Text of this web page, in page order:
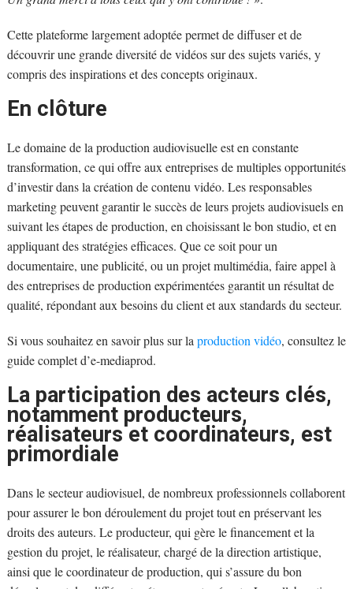
Cette plateforme largement adoptée permet de diffuser et de
découvrir une grande diversité de vidéos sur des sujets variés, y
compris des inspirations et des concepts originaux.
En clôture
Le domaine de la production audiovisuelle est en constante
transformation, ce qui offre aux entreprises de multiples opportunités
d’investir dans la création de contenu vidéo. Les responsables
marketing peuvent garantir le succès de leurs projets audiovisuels en
suivant les étapes de production, en choisissant le bon studio, et en
appliquant des stratégies efficaces. Que ce soit pour un
documentaire, une publicité, ou un projet multimédia, faire appel à
des entreprises de production expérimentées garantit un résultat de
qualité, répondant aux besoins du client et aux standards du secteur.
Si vous souhaitez en savoir plus sur la production vidéo, consultez le
guide complet d’e-mediaprod.
La participation des acteurs clés,
notamment producteurs,
réalisateurs et coordinateurs, est
primordiale
Dans le secteur audiovisuel, de nombreux professionnels collaborent
pour assurer le bon déroulement du projet tout en préservant les
droits des auteurs. Le producteur, qui gère le financement et la
gestion du projet, le réalisateur, chargé de la direction artistique,
ainsi que le coordinateur de production, qui s’assure du bon